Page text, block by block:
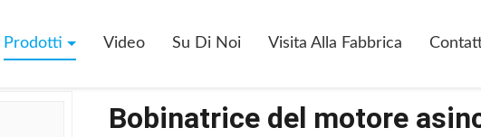
Prodotti Video Su Di Noi Visita Alla Fabbrica
Bobinatrice del motore